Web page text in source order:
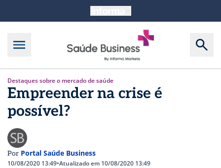
Destaques sobre o mercado de saúde
Empreender na crise é
possível?
Por Portal Saúde Business
10/08/2020 13:49•Atualizado em 10/08/2020 13:49